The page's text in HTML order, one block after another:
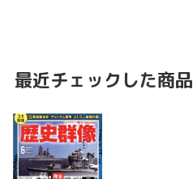
最近チェックした商品